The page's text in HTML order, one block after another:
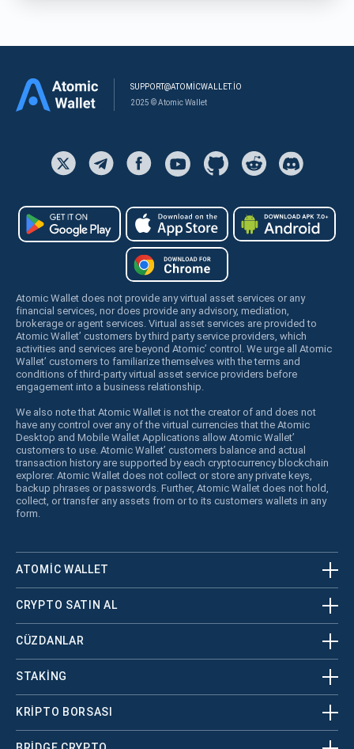
SUPPORT@ATOMICWALLET.IO
2025 © Atomic Wallet
Atomic Wallet does not provide any virtual asset services or any
financial services, nor does provide any advisory, mediation,
brokerage or agent services. Virtual asset services are provided to
Atomic Wallet’ customers by third party service providers, which
activities and services are beyond Atomic’ control. We urge all Atomic
Wallet’ customers to familiarize themselves with the terms and
conditions of third-party virtual asset service providers before
engagement into a business relationship.
We also note that Atomic Wallet is not the creator of and does not
have any control over any of the virtual currencies that the Atomic
Desktop and Mobile Wallet Applications allow Atomic Wallet’
customers to use. Atomic Wallet’ customers balance and actual
transaction history are supported by each cryptocurrency blockchain
explorer. Atomic Wallet does not collect or store any private keys,
backup phrases or passwords. Further, Atomic Wallet does not hold,
collect, or transfer any assets from or to its customers wallets in any
form.
ATOMIC WALLET
CRYPTO SATIN AL
CÜZDANLAR
STAKING
KRİPTO BORSASI